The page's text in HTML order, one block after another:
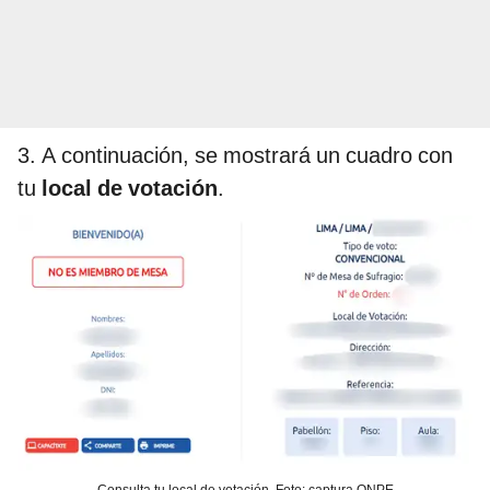
3. A continuación, se mostrará un cuadro con
tu local de votación.